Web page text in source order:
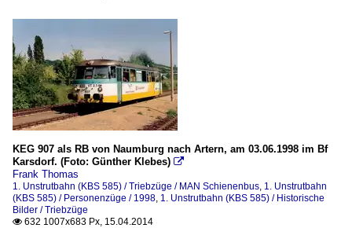
KEG 907 als RB von Naumburg nach Artern, am 03.06.1998 im Bf
Karsdorf. (Foto: Günther Klebes) 
Frank Thomas
1. Unstrutbahn (KBS 585) / Triebzüge / MAN Schienenbus 1. Unstrutbahn
(KBS 585) / Personenzüge / 1998 1. Unstrutbahn (KBS 585) / Historische
Bilder / Triebzüge
 632 1007x683 Px, 15.04.2014